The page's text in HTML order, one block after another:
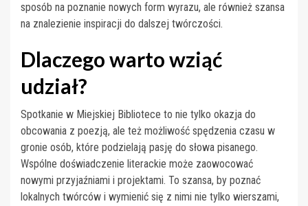
sposób na poznanie nowych form wyrazu, ale również szansa
na znalezienie inspiracji do dalszej twórczości.
Dlaczego warto wziąć
udział?
Spotkanie w Miejskiej Bibliotece to nie tylko okazja do
obcowania z poezją, ale też możliwość spędzenia czasu w
gronie osób, które podzielają pasję do słowa pisanego.
Wspólne doświadczenie literackie może zaowocować
nowymi przyjaźniami i projektami. To szansa, by poznać
lokalnych twórców i wymienić się z nimi nie tylko wierszami,